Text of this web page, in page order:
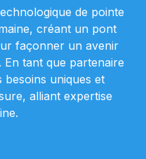
de pointe
créant un pont
façonner un avenir
tant que partenaire
uniques et
alliant expertise